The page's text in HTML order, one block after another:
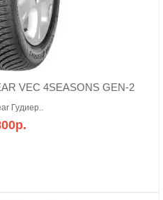
VEC 4SEASONS GEN-2
Гудиер..